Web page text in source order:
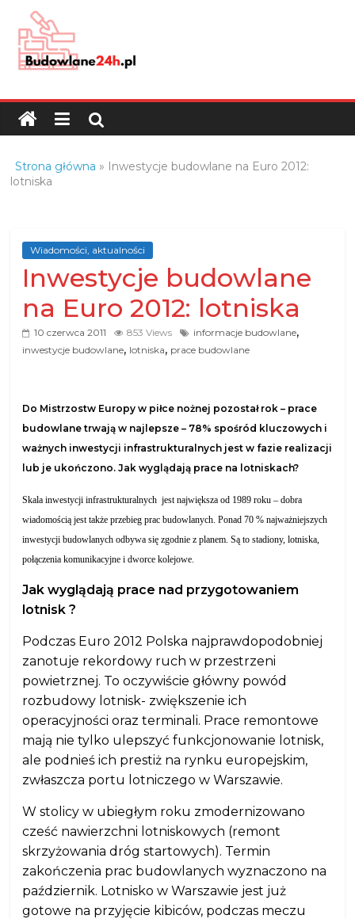
content
Budowlane24h.pl
portal
budowlany
oraz
budowlanej
Strona główna » Inwestycje budowlane na Euro 2012:
lotniska
Wiadomości, aktualności
Inwestycje budowlane
na Euro 2012: lotniska
10 czerwca 2011 853 Views informacje budowlane,
inwestycje budowlane, lotniska, prace budowlane
Do Mistrzostw Europy w piłce nożnej pozostał rok – prace
budowlane trwają w najlepsze – 78% spośród kluczowych i
ważnych inwestycji infrastrukturalnych jest w fazie realizacji
lub je ukończono. Jak wyglądają prace na lotniskach?
Skala inwestycji infrastrukturalnych jest największa od 1989 roku – dobra
wiadomością jest także przebieg prac budowlanych. Ponad 70 % najważniejszych
inwestycji budowlanych odbywa się zgodnie z planem. Są to stadiony, lotniska,
połączenia komunikacyjne i dworce kolejowe.
Jak wyglądają prace nad przygotowaniem
lotnisk ?
Podczas Euro 2012 Polska najprawdopodobniej
zanotuje rekordowy ruch w przestrzeni
powietrznej. To oczywiście główny powód
rozbudowy lotnisk- zwiększenie ich
operacyjności oraz terminali. Prace remontowe
mają nie tylko ulepszyć funkcjonowanie lotnisk,
ale podnieś ich prestiż na rynku europejskim,
zwłaszcza portu lotniczego w Warszawie.
W stolicy w ubiegłym roku zmodernizowano
cześć nawierzchni lotniskowych (remont
skrzyżowania dróg startowych). Termin
zakończenia prac budowlanych wyznaczono na
październik. Lotnisko w Warszawie jest już
gotowe na przyjęcie kibiców, podczas meczu